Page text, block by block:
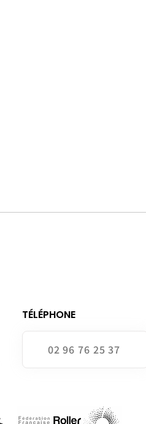
TÉLÉPHONE
02 96 76 25 37